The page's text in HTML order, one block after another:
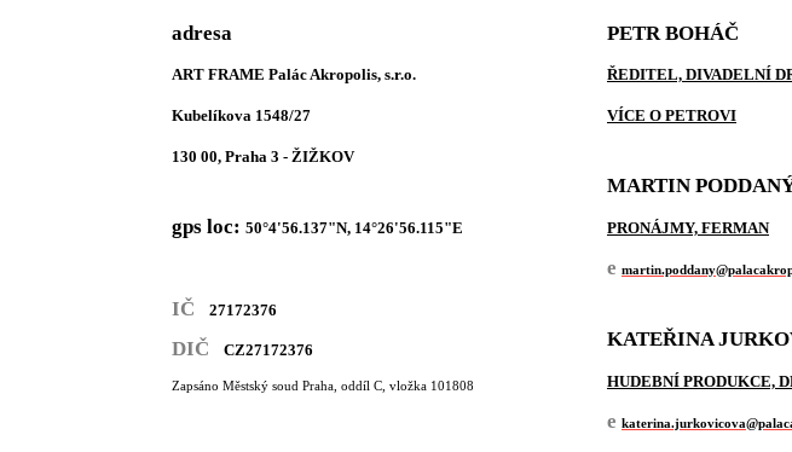
adresa
ART FRAME Palác Akropolis, s.r.o.
Kubelíkova 1548/27
130 00, Praha 3 - ŽIŽKOV
gps loc: 50°4'56.137"N, 14°26'56.115"E
IČ 27172376
DIČ CZ27172376
Zapsáno Městský soud Praha, oddíl C, vložka 101808
PETR BOHÁČ
ŘEDITEL, DIVADELNÍ
VÍCE O PETROVI
MARTIN
PRONÁJMY, FERMAN
e
KATEŘINA
HUDEBNÍ PRODUKCE,
e